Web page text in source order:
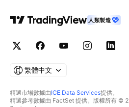
人類製造
繁體中文
精選市場數據由ICE Data Services提供。
精選參考數據由 FactSet 提供。版權所有 ©